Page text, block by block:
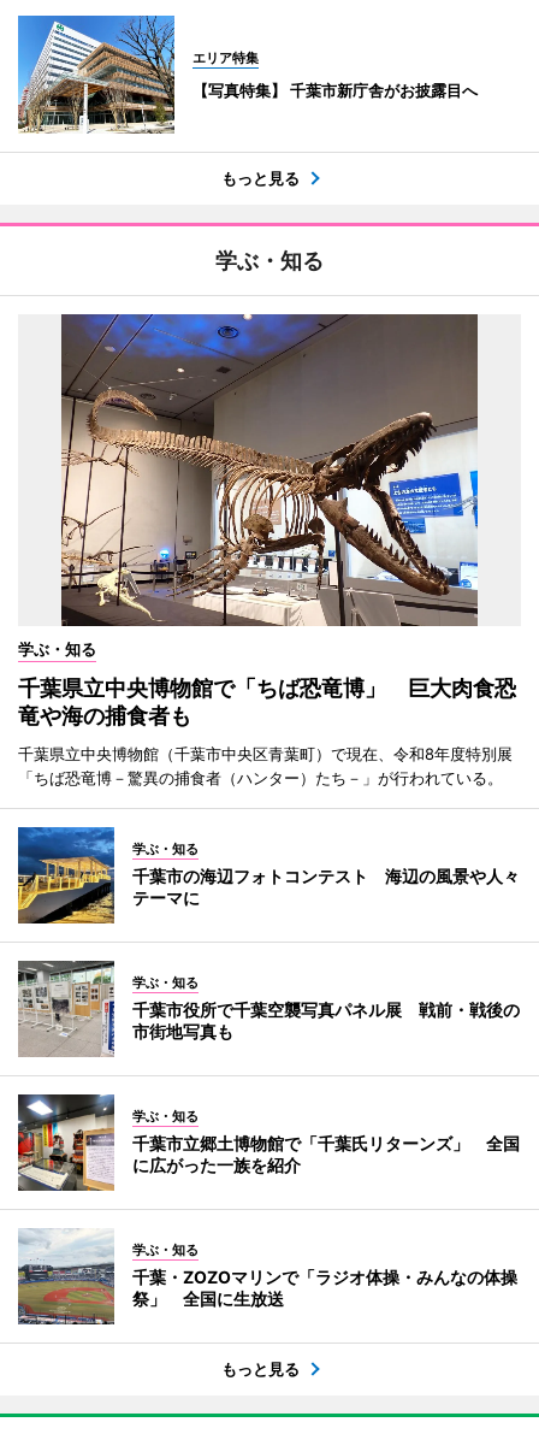
エリア特集
【写真特集】 千葉市新庁舎がお披露目へ
もっと見る
学ぶ・知る
学ぶ・知る
千葉県立中央博物館で「ちば恐竜博」 巨大肉食恐
竜や海の捕食者も
千葉県立中央博物館（千葉市中央区青葉町）で現在、令和8年度特別展
「ちば恐竜博－驚異の捕食者（ハンター）たち－」が行われている。
学ぶ・知る
千葉市の海辺フォトコンテスト 海辺の風景や人々
テーマに
学ぶ・知る
千葉市役所で千葉空襲写真パネル展 戦前・戦後の
市街地写真も
学ぶ・知る
千葉市立郷土博物館で「千葉氏リターンズ」 全国
に広がった一族を紹介
学ぶ・知る
千葉・ZOZOマリンで「ラジオ体操・みんなの体操
祭」 全国に生放送
もっと見る